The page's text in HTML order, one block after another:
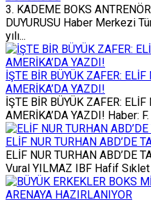
3. KADEME BOKS
DUYURUSU Haber Merkezi
yılı...
İŞTE BİR BÜYÜK ZAFER: ELİF
AMERİKA’DA YAZDI!
İŞTE BİR BÜYÜK ZAFER: ELİF
AMERİKA’DA YAZDI! Haber:
ELİF NUR TURHAN ABD’DE
ELİF NUR TURHAN ABD’DE
Vural YILMAZ IBF Hafif Sıklet